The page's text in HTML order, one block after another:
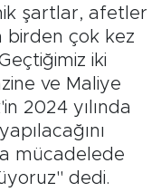
şartlar, afetler
birden çok kez
iki
ve Maliye
2024 yılında
mücadelede
dedi.